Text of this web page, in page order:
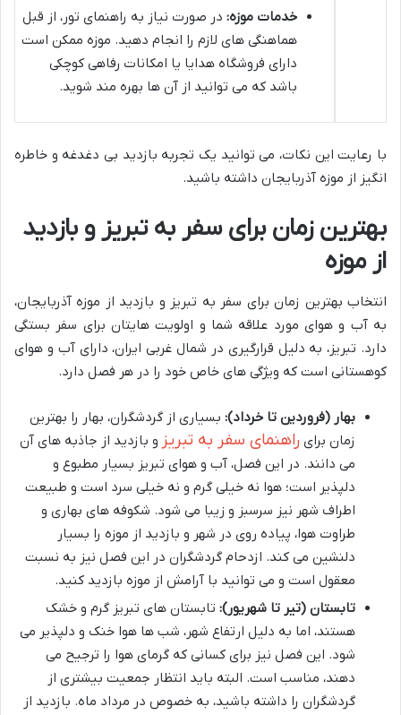
خدمات موزه: در صورت نیاز به راهنمای تور، از قبل
هماهنگی های لازم را انجام دهید. موزه ممکن است
دارای فروشگاه هدایا یا امکانات رفاهی کوچکی
باشد که می توانید از آن ها بهره مند شوید.
با رعایت این نکات، می توانید یک تجربه بازدید بی دغدغه و خاطره
انگیز از موزه آذربایجان داشته باشید.
بهترین زمان برای سفر به تبریز و بازدید
از موزه
انتخاب بهترین زمان برای سفر به تبریز و بازدید از موزه آذربایجان،
به آب و هوای مورد علاقه شما و اولویت هایتان برای سفر بستگی
دارد. تبریز، به دلیل قرارگیری در شمال غربی ایران، دارای آب و هوای
کوهستانی است که ویژگی های خاص خود را در هر فصل دارد.
بهار (فروردین تا خرداد): بسیاری از گردشگران، بهار را بهترین
زمان برای راهنمای سفر به تبریز و بازدید از جاذبه های آن
می دانند. در این فصل، آب و هوای تبریز بسیار مطبوع و
دلپذیر است؛ هوا نه خیلی گرم و نه خیلی سرد است و طبیعت
اطراف شهر نیز سرسبز و زیبا می شود. شکوفه های بهاری و
طراوت هوا، پیاده روی در شهر و بازدید از موزه را بسیار
دلنشین می کند. ازدحام گردشگران در این فصل نیز به نسبت
معقول است و می توانید با آرامش از موزه بازدید کنید.
تابستان (تیر تا شهریور): تابستان های تبریز گرم و خشک
هستند، اما به دلیل ارتفاع شهر، شب ها هوا خنک و دلپذیر می
شود. این فصل نیز برای کسانی که گرمای هوا را ترجیح می
دهند، مناسب است. البته باید انتظار جمعیت بیشتری از
گردشگران را داشته باشید، به خصوص در مرداد ماه. بازدید از